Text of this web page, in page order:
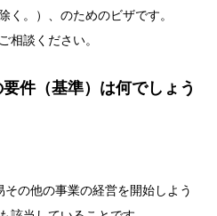
く。）、のためのビザです。
相談ください。
件（基準）は何でしょう
の他の事業の経営を開始しよう